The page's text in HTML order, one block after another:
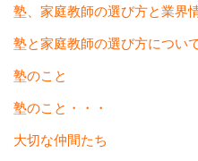
塾、家庭教師の選び方と業界
塾と家庭教師の選び方につい
塾のこと
塾のこと・・・
大切な仲間たち